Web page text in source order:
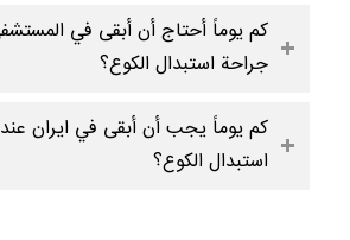
كم يوماً أحتاج أن أبقى في
جراحة استبدال الكوع؟
كم يوماً يجب أن أبقى في ايران
استبدال الكوع؟